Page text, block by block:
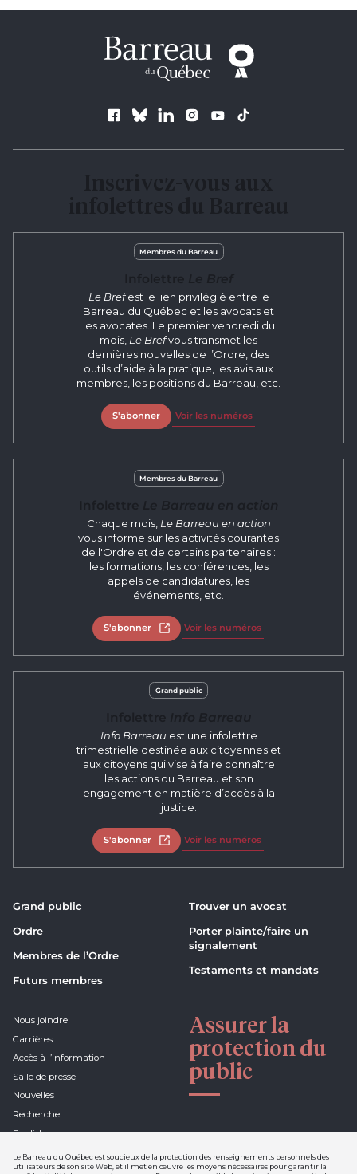
Le Barreau du Québec est soucieux de la protection des renseignements personnels des
utilisateurs de son site Web, et il met en œuvre les moyens nécessaires pour garantir la
Suivez le Barreau
Membres du Barreau
Le Brefest le lien privilégié entre le
Barreau du Québec et les avocats et
les avocates. Le premier vendredi du
mois, Le Brefvous transmet les
dernières nouvelles de l’Ordre, des
outils d’aide à la pratique, les avis aux
membres, les positions du Barreau, etc.
S'abonner Voir les numéros
Membres du Barreau
Chaque mois, Le Barreau en action
vous informe sur les activités courantes
de l'Ordre et de certains partenaires :
les formations, les conférences, les
appels de candidatures, les
événements, etc.
S'abonner Ouvrir dans un nouvel onglet
Voir les numéros
Grand public
Info Barreau est une infolettre
trimestrielle destinée aux citoyennes et
aux citoyens qui vise à faire connaître
les actions du Barreau et son
engagement en matière d’accès à la
justice.
S'abonner Ouvrir dans un nouvel onglet
Voir les numéros
Grand public
Ordre
Membres de l’Ordre
Futurs membres
Trouver un avocat
Porter plainte/faire un
signalement
Testaments et mandats
Nous joindre
Carrières
Accès à l’information
Salle de presse
Nouvelles
Recherche
English
Assurer la
protection du
public